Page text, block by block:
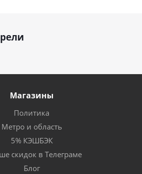
Магазины
Политика
Метро и область
5% КЭШБЭК
скидок в Телеграме
Блог